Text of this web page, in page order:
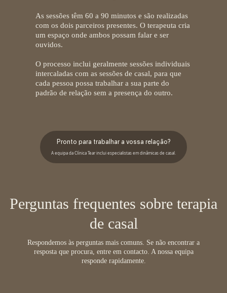
As sessões têm 60 a 90 minutos e são realizadas
com os dois parceiros presentes. O terapeuta cria
um espaço onde ambos possam falar e ser
ouvidos.
O processo inclui geralmente sessões individuais
intercaladas com as sessões de casal, para que
cada pessoa possa trabalhar a sua parte do
padrão de relação sem a presença do outro.
Pronto para trabalhar a vossa relação?
A equipa da Clínica Tear inclui especialistas em dinâmicas de casal.
Perguntas frequentes sobre terapia
de casal
Respondemos às perguntas mais comuns. Se não encontrar a
resposta que procura, entre em contacto. A nossa equipa
responde rapidamente.